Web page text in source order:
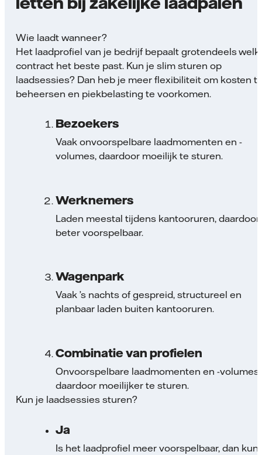
Wie laadt wanneer?
Het laadprofiel van je bedrijf bepaalt grotendeels welk
contract het beste past. Kun je slim sturen op
laadsessies? Dan heb je meer flexibiliteit om kosten
beheersen en piekbelasting te voorkomen.
Bezoekers
Vaak onvoorspelbare laadmomenten en -
volumes, daardoor moeilijk te sturen.
Werknemers
Laden meestal tijdens kantooruren, daardoor
beter voorspelbaar.
Wagenpark
Vaak ’s nachts of gespreid, structureel en
planbaar laden buiten kantooruren.
Combinatie van profielen
Onvoorspelbare laadmomenten en -volumes,
daardoor moeilijker te sturen.
Kun je laadsessies sturen?
Ja
Is het laadprofiel meer voorspelbaar, dan kun